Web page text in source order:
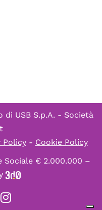
di USB S.p.A. - Società
Policy- Cookie Policy
Sociale € 2.000.000 –